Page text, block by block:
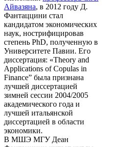
Айвазяна, в 2012 году Д.
Фантаццини стал
кандидатом экономических
наук, нострифицировав
степень PhD, полученную в
Университете Павии. Его
диссертация: «Theory and
Applications of Copulas in
Finance” была признана
лучшей диссертацией
зимней сессии 2004/2005
академического года и
лучшей итальянской
диссертацией в области
экономики.
В МШЭ МГУ Деан